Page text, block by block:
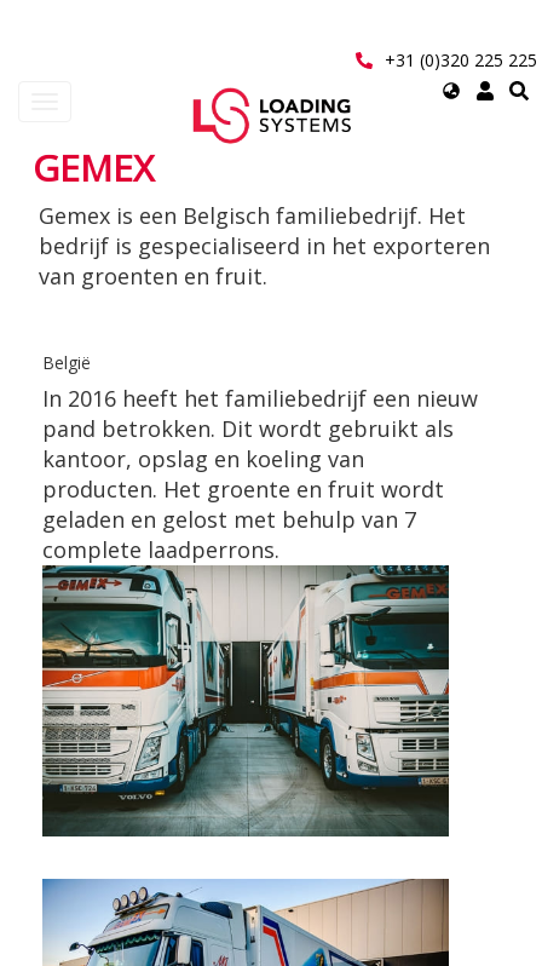
+31 (0)320 225 225
Select
User
account
menu
GEMEX
Gemex is een Belgisch familiebedrijf. Het
bedrijf is gespecialiseerd in het exporteren
van groenten en fruit.
België
In 2016 heeft het familiebedrijf een nieuw
pand betrokken. Dit wordt gebruikt als
kantoor, opslag en koeling van
producten. Het groente en fruit wordt
geladen en gelost met behulp van 7
complete laadperrons.